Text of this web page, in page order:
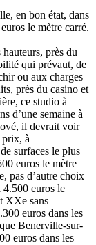
en bon état, dans
le mètre carré.
près du
qui prévaut, de
ou aux charges
près du casino et
ce studio à
d’une semaine à
il devrait voir
prix, à
surfaces le plus
euros le mètre
pas d’autre choix
euros le
XXe sans
euros dans les
Benerville-sur-
euros dans les